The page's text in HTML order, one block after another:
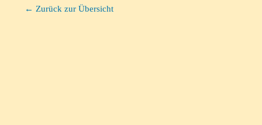
← Zurück zur Übersicht